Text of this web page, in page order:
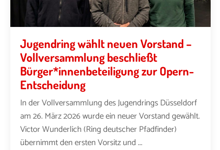
Jugendring wählt neuen Vorstand –
Vollversammlung beschließt
Bürger*innenbeteiligung zur Opern-
Entscheidung
In der Vollversammlung des Jugendrings Düsseldorf
am 26. März 2026 wurde ein neuer Vorstand gewählt.
Victor Wunderlich (Ring deutscher Pfadfinder)
übernimmt den ersten Vorsitz und ...